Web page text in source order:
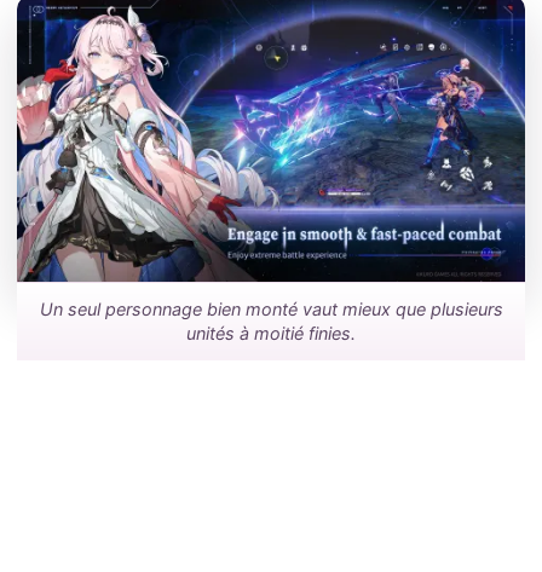
Un seul personnage bien monté vaut mieux que plusieurs
unités à moitié finies.